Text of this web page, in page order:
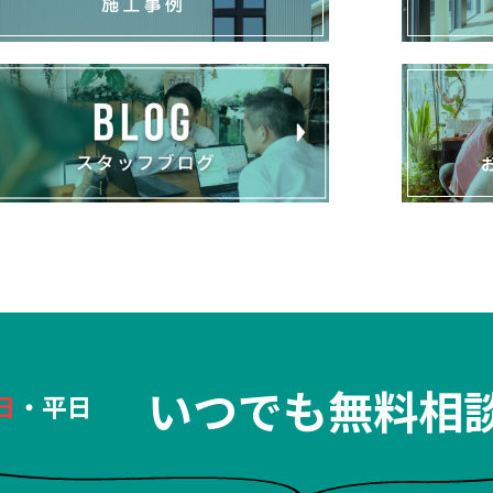
・平日 いつでも無料相